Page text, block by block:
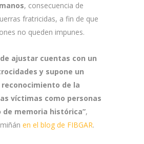
, consecuencia de
fratricidas, a fin de que
no queden impunes.
ajustar cuentas con un
y supone un
de la
víctimas como personas
de memoria histórica”,
en el blog de FIBGAR.